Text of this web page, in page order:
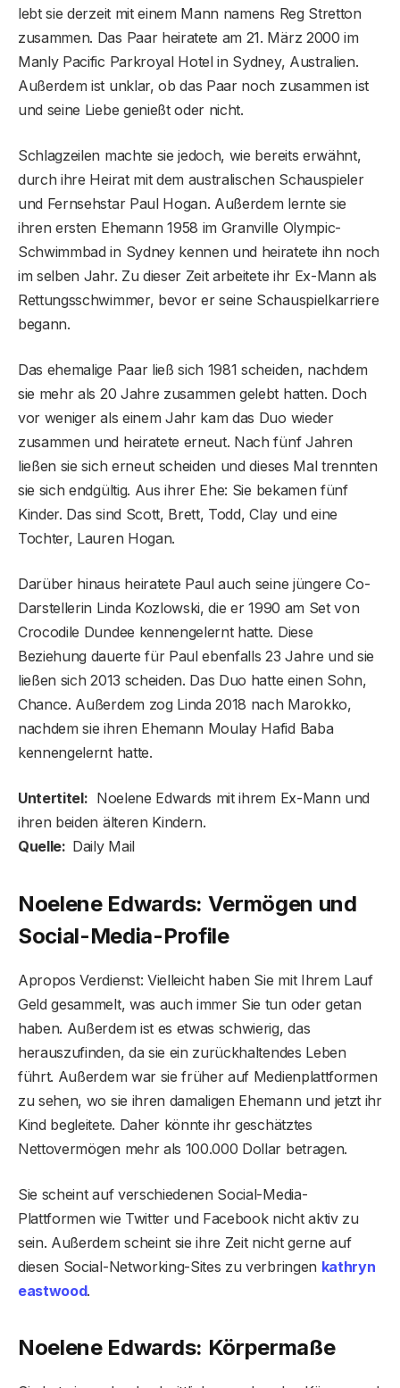
lebt sie derzeit mit einem Mann namens Reg Stretton
zusammen. Das Paar heiratete am 21. März 2000 im
Manly Pacific Parkroyal Hotel in Sydney, Australien.
Außerdem ist unklar, ob das Paar noch zusammen ist
und seine Liebe genießt oder nicht.
Schlagzeilen machte sie jedoch, wie bereits erwähnt,
durch ihre Heirat mit dem australischen Schauspieler
und Fernsehstar Paul Hogan. Außerdem lernte sie
ihren ersten Ehemann 1958 im Granville Olympic-
Schwimmbad in Sydney kennen und heiratete ihn noch
im selben Jahr. Zu dieser Zeit arbeitete ihr Ex-Mann als
Rettungsschwimmer, bevor er seine Schauspielkarriere
begann.
Das ehemalige Paar ließ sich 1981 scheiden, nachdem
sie mehr als 20 Jahre zusammen gelebt hatten. Doch
vor weniger als einem Jahr kam das Duo wieder
zusammen und heiratete erneut. Nach fünf Jahren
ließen sie sich erneut scheiden und dieses Mal trennten
sie sich endgültig. Aus ihrer Ehe: Sie bekamen fünf
Kinder. Das sind Scott, Brett, Todd, Clay und eine
Tochter, Lauren Hogan.
Darüber hinaus heiratete Paul auch seine jüngere Co-
Darstellerin Linda Kozlowski, die er 1990 am Set von
Crocodile Dundee kennengelernt hatte. Diese
Beziehung dauerte für Paul ebenfalls 23 Jahre und sie
ließen sich 2013 scheiden. Das Duo hatte einen Sohn,
Chance. Außerdem zog Linda 2018 nach Marokko,
nachdem sie ihren Ehemann Moulay Hafid Baba
kennengelernt hatte.
Untertitel: Noelene Edwards mit ihrem Ex-Mann und
ihren beiden älteren Kindern.
Quelle: Daily Mail
Noelene Edwards: Vermögen und
Social-Media-Profile
Apropos Verdienst: Vielleicht haben Sie mit Ihrem Lauf
Geld gesammelt, was auch immer Sie tun oder getan
haben. Außerdem ist es etwas schwierig, das
herauszufinden, da sie ein zurückhaltendes Leben
führt. Außerdem war sie früher auf Medienplattformen
zu sehen, wo sie ihren damaligen Ehemann und jetzt ihr
Kind begleitete. Daher könnte ihr geschätztes
Nettovermögen mehr als 100.000 Dollar betragen.
Sie scheint auf verschiedenen Social-Media-
Plattformen wie Twitter und Facebook nicht aktiv zu
sein. Außerdem scheint sie ihre Zeit nicht gerne auf
diesen Social-Networking-Sites zu verbringen kathryn
eastwood.
Noelene Edwards: Körpermaße